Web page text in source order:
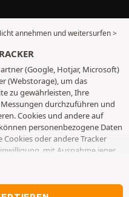
annehmen und weitersurfen >
(Google, Hotjar, Microsoft)
(Webstorage), um das
zu gewährleisten, Ihre
durchzuführen und
Cookies und andere auf
personenbezogene Daten
oder andere Tracker
mit Ausnahme jener,
Sie können Ihre
Sie die WebseiteCookies und